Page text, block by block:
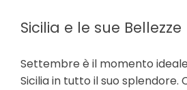
Sicilia e le sue Bellezze
Settembre è il momento
Sicilia in tutto il suo splendore.